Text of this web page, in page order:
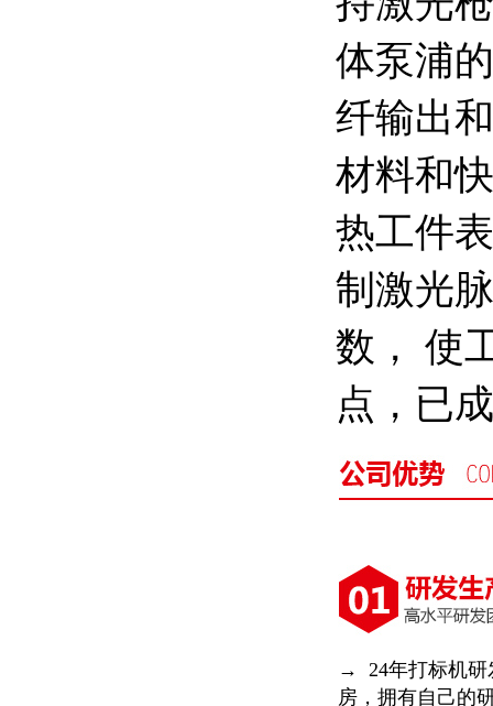
体泵浦
纤输出
材料和
热工件
制激光
数， 使
点，已
→ 24年打标机研
房，拥有自己的